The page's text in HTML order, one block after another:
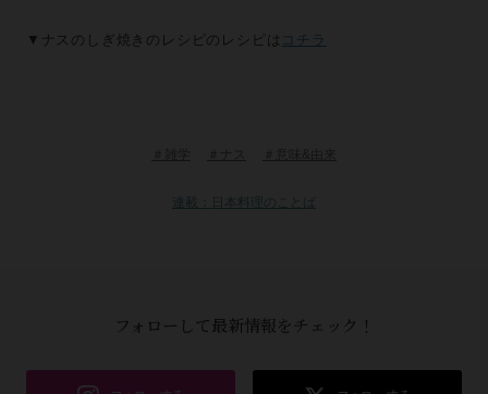
▼ナスのしぎ焼きのレシピのレシピは コチラ
連載：日本料理のことば
フォローして最新情報をチェック！